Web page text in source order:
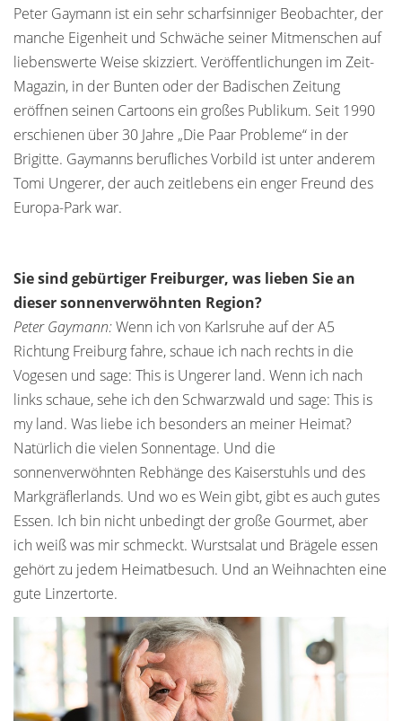
Peter Gaymann ist ein sehr scharfsinniger Beobachter, der
manche Eigenheit und Schwäche seiner Mitmenschen auf
liebenswerte Weise skizziert. Veröffentlichungen im Zeit-
Magazin, in der Bunten oder der Badischen Zeitung
eröffnen seinen Cartoons ein großes Publikum. Seit 1990
erschienen über 30 Jahre „Die Paar Probleme“ in der
Brigitte. Gaymanns berufliches Vorbild ist unter anderem
Tomi Ungerer, der auch zeitlebens ein enger Freund des
Europa-Park war.
Sie sind gebürtiger Freiburger, was lieben Sie an
dieser sonnenverwöhnten Region?
Peter Gaymann:Wenn ich von Karlsruhe auf der A5
Richtung Freiburg fahre, schaue ich nach rechts in die
Vogesen und sage: This is Ungerer land. Wenn ich nach
links schaue, sehe ich den Schwarzwald und sage: This is
my land. Was liebe ich besonders an meiner Heimat?
Natürlich die vielen Sonnentage. Und die
sonnenverwöhnten Rebhänge des Kaiserstuhls und des
Markgräflerlands. Und wo es Wein gibt, gibt es auch gutes
Essen. Ich bin nicht unbedingt der große Gourmet, aber
ich weiß was mir schmeckt. Wurstsalat und Brägele essen
gehört zu jedem Heimatbesuch. Und an Weihnachten eine
gute Linzertorte.